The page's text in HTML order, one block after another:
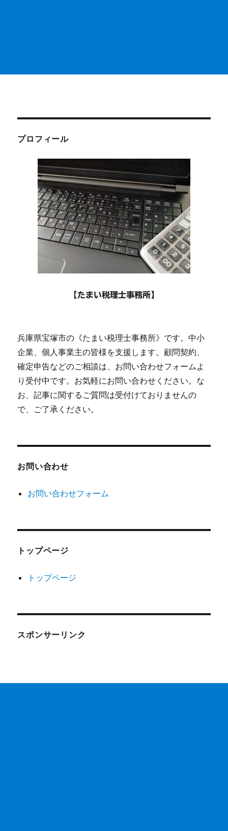
プロフィール
【たまい税理士事務所】
兵庫県宝塚市の《たまい税理士事務所》です。中小
企業、個人事業主の皆様を支援します。顧問契約、
確定申告などのご相談は、お問い合わせフォームよ
り受付中です。お気軽にお問い合わせください。な
お、記事に関するご質問は受付けておりませんの
で、ご了承ください。
お問い合わせ
お問い合わせフォーム
トップページ
トップページ
スポンサーリンク